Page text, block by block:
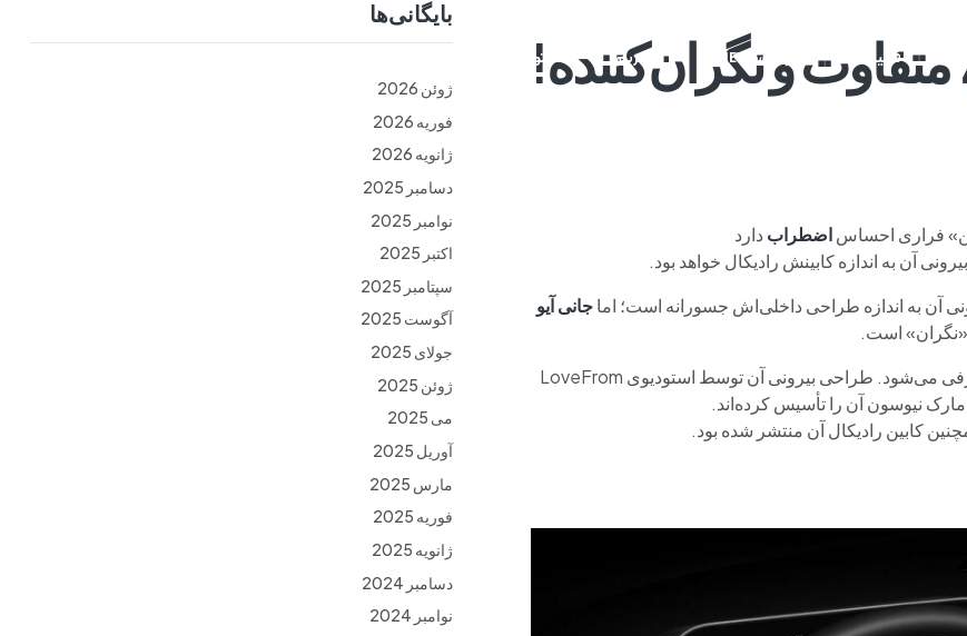
فونیکس فونیکس NEV اکستریم موتورسیکلتو نگران‌کننده!
فراری احساساضطراب دارد
آن به اندازه کابینش رادیکال خواهد بود.
آن به اندازه طراحی داخلی‌اش جسورانه است؛ اماجانی آیو
«نگران» است.
در ماه مه در مارانلو به‌طور کامل معرفی می‌شود. طراحی بیرونی آن توسط استودیوی LoveFrom
نیوسون آن را تأسیس کرده‌اند.
بایگانی‌ها
ژوئن 2026
فوریه 2026
ژانویه 2026
دسامبر 2025
نوامبر 2025
اکتبر 2025
سپتامبر 2025
آگوست 2025
جولای 2025
ژوئن 2025
می 2025
آوریل 2025
مارس 2025
فوریه 2025
ژانویه 2025
دسامبر 2024
نوامبر 2024